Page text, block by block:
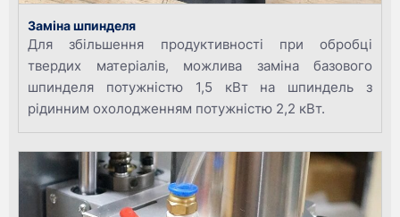
Заміна шпинделя
Для збільшення продуктивності при обробці
твердих матеріалів, можлива заміна базового
шпинделя потужністю 1,5 кВт на шпиндель з
рідинним охолодженням потужністю 2,2 кВт.